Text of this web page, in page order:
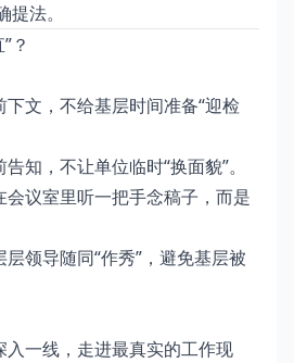
法。
？
文，不给基层时间准备“迎检
，不让单位临时“换面貌”。
议室里听一把手念稿子，而是
领导随同“作秀”，避免基层被
一线，走进最真实的工作现